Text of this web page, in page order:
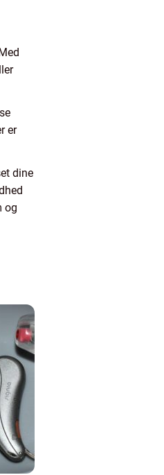
er
dine
og